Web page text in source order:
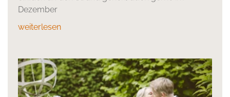
Dezember
weiterlesen